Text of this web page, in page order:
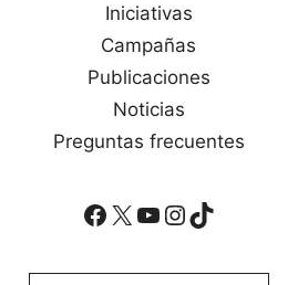
Iniciativas
Campañas
Publicaciones
Noticias
Preguntas frecuentes
Facebook
X YouTube
Instagram
TikTok